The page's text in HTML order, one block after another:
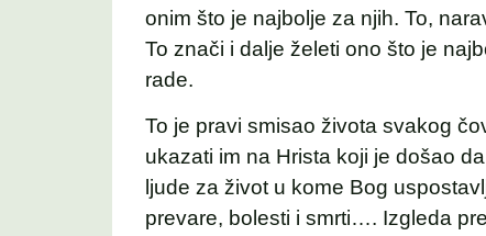
onim što je najbolje za njih. To,
To znači i dalje želeti ono što je
rade.
To je pravi smisao života svakog
ukazati im na Hrista koji je došao
ljude za život u kome Bog
prevare, bolesti i smrti…. Izgleda